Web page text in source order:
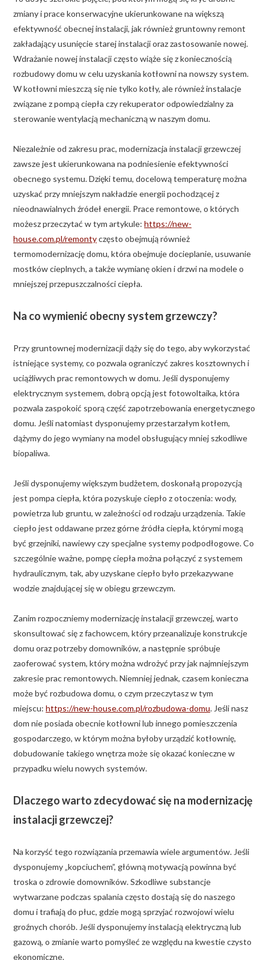
zmiany i prace konserwacyjne ukierunkowane na większą
efektywność obecnej instalacji, jak również gruntowny remont
zakładający usunięcie starej instalacji oraz zastosowanie nowej.
Wdrażanie nowej instalacji często wiąże się z koniecznością
rozbudowy domu w celu uzyskania kotłowni na nowszy system.
W kotłowni mieszczą się nie tylko kotły, ale również instalacje
związane z pompą ciepła czy rekuperator odpowiedzialny za
sterowanie wentylacją mechaniczną w naszym domu.
Niezależnie od zakresu prac, modernizacja instalacji grzewczej
zawsze jest ukierunkowana na podniesienie efektywności
obecnego systemu. Dzięki temu, docelową temperaturę można
uzyskać przy mniejszym nakładzie energii pochodzącej z
nieodnawialnych źródeł energii. Prace remontowe, o których
możesz przeczytać w tym artykule: https://new-
house.com.pl/remontyczęsto obejmują również
termomodernizację domu, która obejmuje docieplanie, usuwanie
mostków cieplnych, a także wymianę okien i drzwi na modele o
mniejszej przepuszczalności ciepła.
Na co wymienić obecny system grzewczy?
Przy gruntownej modernizacji dąży się do tego, aby wykorzystać
istniejące systemy, co pozwala ograniczyć zakres kosztownych i
uciążliwych prac remontowych w domu. Jeśli dysponujemy
elektrycznym systemem, dobrą opcją jest fotowoltaika, która
pozwala zaspokoić sporą część zapotrzebowania energetycznego
domu. Jeśli natomiast dysponujemy przestarzałym kotłem,
dążymy do jego wymiany na model obsługujący mniej szkodliwe
biopaliwa.
Jeśli dysponujemy większym budżetem, doskonałą propozycją
jest pompa ciepła, która pozyskuje ciepło z otoczenia: wody,
powietrza lub gruntu, w zależności od rodzaju urządzenia. Takie
ciepło jest oddawane przez górne źródła ciepła, którymi mogą
być grzejniki, nawiewy czy specjalne systemy podpodłogowe. Co
szczególnie ważne, pompę ciepła można połączyć z systemem
hydraulicznym, tak, aby uzyskane ciepło było przekazywane
wodzie znajdującej się w obiegu grzewczym.
Zanim rozpoczniemy modernizację instalacji grzewczej, warto
skonsultować się z fachowcem, który przeanalizuje konstrukcje
domu oraz potrzeby domowników, a następnie spróbuje
zaoferować system, który można wdrożyć przy jak najmniejszym
zakresie prac remontowych. Niemniej jednak, czasem konieczna
może być rozbudowa domu, o czym przeczytasz w tym
miejscu: https://new-house.com.pl/rozbudowa-domu. Jeśli nasz
dom nie posiada obecnie kotłowni lub innego pomieszczenia
gospodarczego, w którym można byłoby urządzić kotłownię,
dobudowanie takiego wnętrza może się okazać konieczne w
przypadku wielu nowych systemów.
Dlaczego warto zdecydować się na modernizację
instalacji grzewczej?
Na korzyść tego rozwiązania przemawia wiele argumentów. Jeśli
dysponujemy „kopciuchem”, główną motywacją powinna być
troska o zdrowie domowników. Szkodliwe substancje
wytwarzane podczas spalania często dostają się do naszego
domu i trafiają do płuc, gdzie mogą sprzyjać rozwojowi wielu
groźnych chorób. Jeśli dysponujemy instalacją elektryczną lub
gazową, o zmianie warto pomyśleć ze względu na kwestie czysto
ekonomiczne.